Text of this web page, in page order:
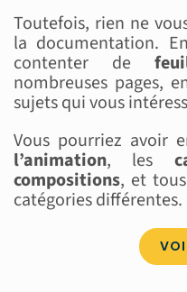
Toutefois, rien ne
la documentation.
contenter de
nombreuses pages,
sujets qui vous
Vous pourriez avoir
l’animation, les
compositions, et
catégories différentes.